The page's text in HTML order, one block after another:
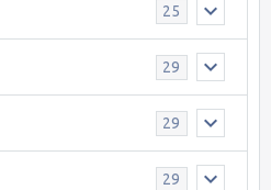
25
29
29
29